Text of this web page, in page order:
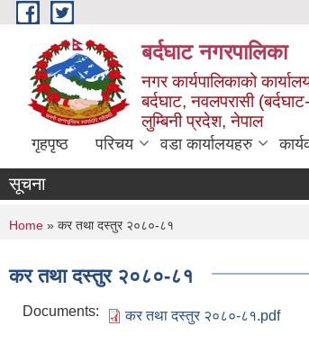
Skip to main content
बर्दघाट नगरपालिका
नगर कार्यपालिकाको
बर्दघाट, नवलपरासी
लुम्बिनी प्रदेश, नेपाल
गृहपृष्ठ परिचय वडा कार्यालयहरु
सूचना
You are here
Home » कर तथा दस्तुर २०८०-८१
कर तथा दस्तुर २०८०-८१
Documents: कर तथा दस्तुर २०८०-८१.pdf